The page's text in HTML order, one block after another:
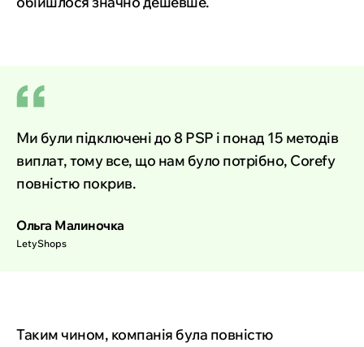
Ми були підключені до 8 PSP і понад 15 методів
виплат, тому все, що нам було потрібно, Corefy
повністю покрив.
Ольга Малиночка
LetyShops
Таким чином, компанія була повністю